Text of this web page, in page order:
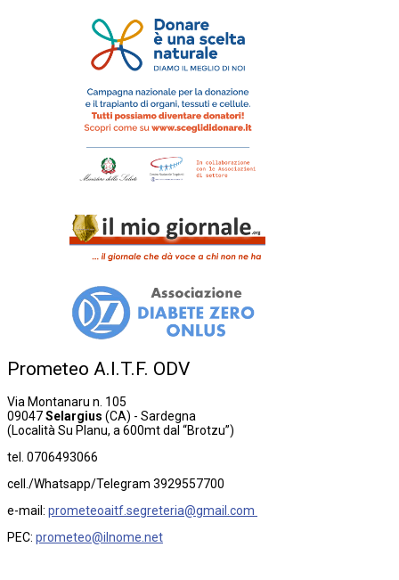
Prometeo A.I.T.F. ODV
Via Montanaru n. 105
09047Selargius (CA) - Sardegna
(Località Su Planu, a 600mt dal “Brotzu”)
tel. 0706493066
cell./Whatsapp/Telegram 3929557700
e-mail: prometeoaitf.segreteria@gmail.com
PEC: prometeo@ilnome.net